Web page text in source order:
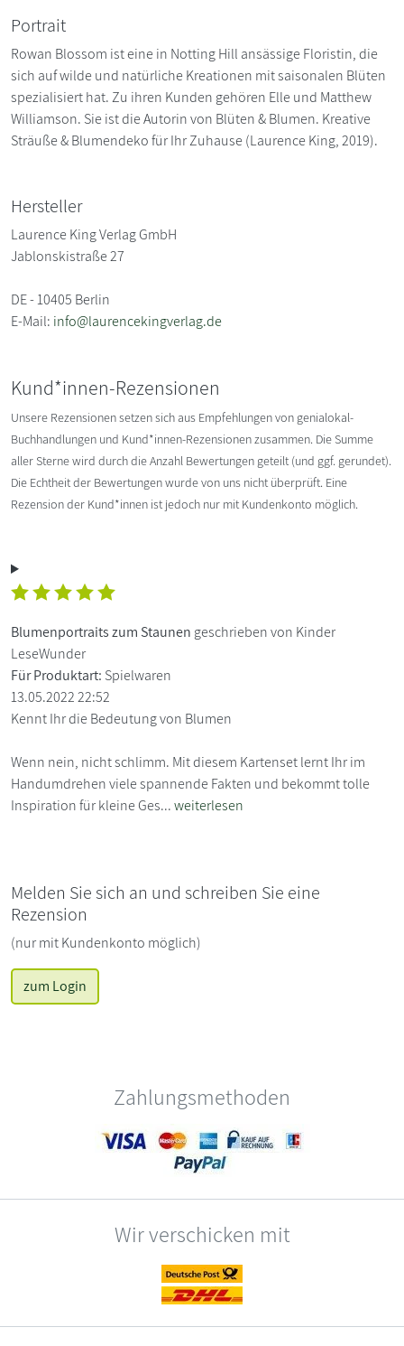
Portrait
Rowan Blossom ist eine in Notting Hill ansässige Floristin, die
sich auf wilde und natürliche Kreationen mit saisonalen Blüten
spezialisiert hat. Zu ihren Kunden gehören Elle und Matthew
Williamson. Sie ist die Autorin von Blüten & Blumen. Kreative
Sträuße & Blumendeko für Ihr Zuhause (Laurence King, 2019).
Hersteller
Laurence King Verlag GmbH
Jablonskistraße 27
DE - 10405 Berlin
E-Mail: info@laurencekingverlag.de
Kund*innen-Rezensionen
Unsere Rezensionen setzen sich aus Empfehlungen von genialokal-
Buchhandlungen und Kund*innen-Rezensionen zusammen. Die Summe
aller Sterne wird durch die Anzahl Bewertungen geteilt (und ggf. gerundet).
Die Echtheit der Bewertungen wurde von uns nicht überprüft. Eine
Rezension der Kund*innen ist jedoch nur mit Kundenkonto möglich.
Blumenportraits zum Staunen geschrieben von Kinder
LeseWunder
Für Produktart: Spielwaren
13.05.2022 22:52
Kennt Ihr die Bedeutung von Blumen
Wenn nein, nicht schlimm. Mit diesem Kartenset lernt Ihr im
Handumdrehen viele spannende Fakten und bekommt tolle
Inspiration für kleine Ges...weiterlesen
Melden Sie sich an und schreiben Sie eine
Rezension
(nur mit Kundenkonto möglich)
zum Login
Zahlungsmethoden
Wir verschicken mit